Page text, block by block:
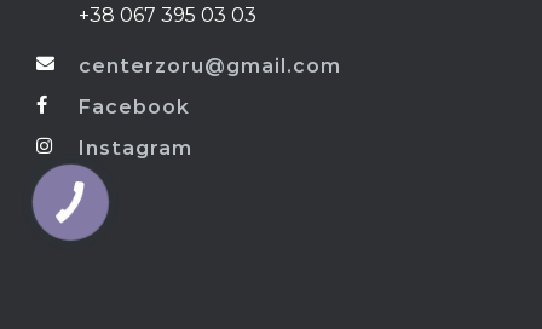
+38 067 395 03 03
centerzoru@gmail.com
Facebook
Instagram